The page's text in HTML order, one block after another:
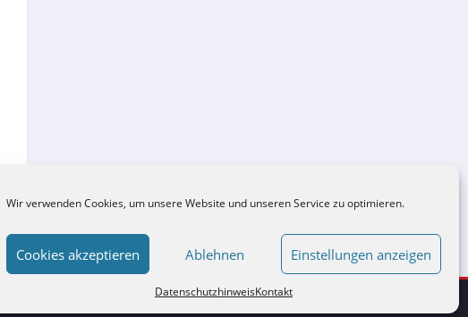
Wir verwenden Cookies, um unsere Website und unseren Service zu optimieren.
Cookies akzeptieren Ablehnen Einstellungen anzeigen
DatenschutzhinweisKontakt